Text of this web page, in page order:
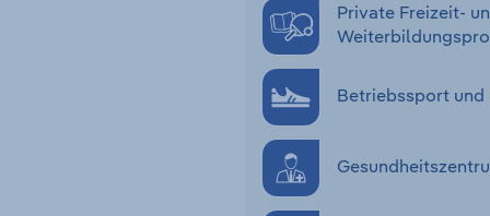
Private Freizeit-
Betriebssport und